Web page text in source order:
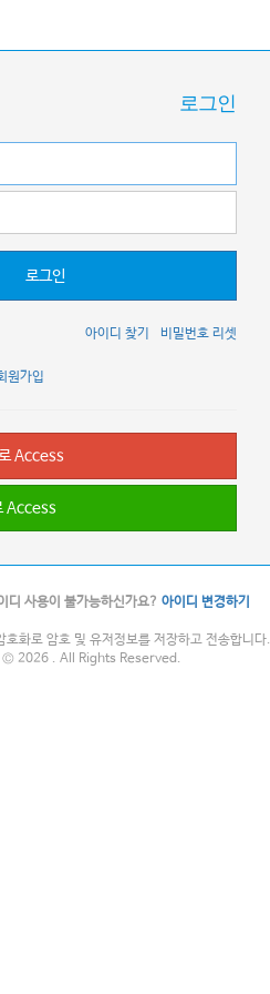
로그인
로그인
비밀번호 리셋
아이디 찾기
원가입
Access
Access
디 사용이 불가능하신가요? 아이디 변경하기
화로 암호 및 유저정보를 저장하고 전송합니다.
2026 . All Rights Reserved.